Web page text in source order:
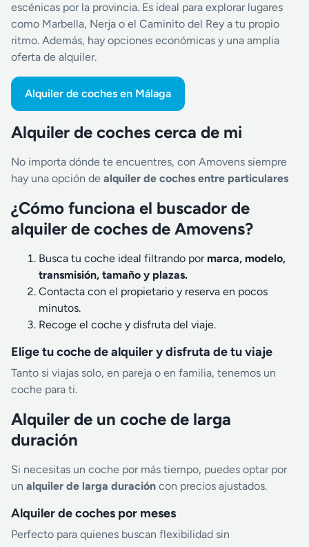
escénicas por la provincia. Es ideal para explorar lugares
como Marbella, Nerja o el Caminito del Rey a tu propio
ritmo. Además, hay opciones económicas y una amplia
oferta de alquiler.
Alquiler de coches en Málaga
Alquiler de coches cerca de mi
No importa dónde te encuentres, con Amovens siempre
hay una opción de alquiler de coches entre particulares
¿Cómo funciona el buscador de
alquiler de coches de Amovens?
Busca tu coche ideal filtrando por marca, modelo,
transmisión, tamaño y plazas.
Contacta con el propietario y reserva en pocos
minutos.
Recoge el coche y disfruta del viaje.
Elige tu coche de alquiler y disfruta de tu viaje
Tanto si viajas solo, en pareja o en familia, tenemos un
coche para ti.
Alquiler de un coche de larga
duración
Si necesitas un coche por más tiempo, puedes optar por
un alquiler de larga duración con precios ajustados.
Alquiler de coches por meses
Perfecto para quienes buscan flexibilidad sin